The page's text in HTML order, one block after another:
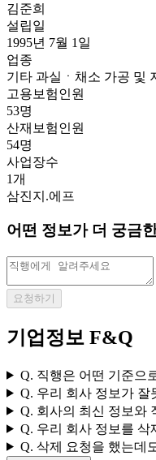
김준희
설립일
1995년 7월 1일
업종
기타 과실ㆍ채소 가공 및
고용보험인원
53명
산재보험인원
54명
사업장수
1개
삼진지.에프
어떤 정보가 더 궁금
요청하기
기업정보 F&Q
Q. 직행은 어떤 기준으
Q. 우리 회사 정보가 잘
Q. 회사의 최신 정보와
Q. 우리 회사 정보를 삭
Q. 삭제 요청을 했는데